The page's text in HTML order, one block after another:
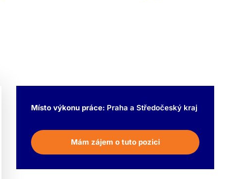
Místo výkonu práce: Praha a Středočeský kraj
Mám zájem o tuto pozici